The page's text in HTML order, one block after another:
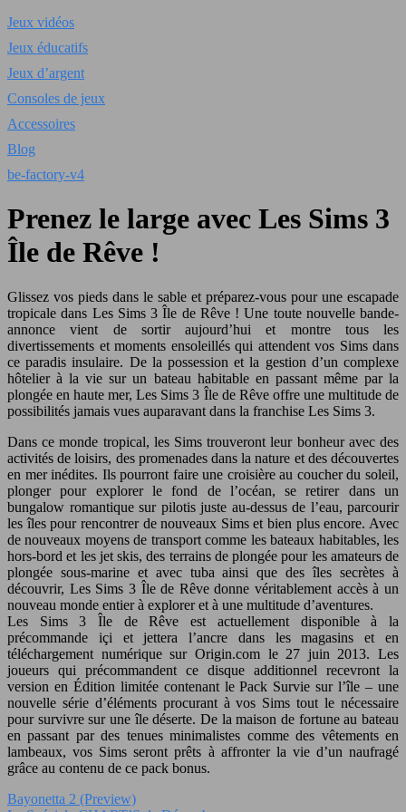
Jeux vidéos
Jeux éducatifs
Jeux d’argent
Consoles de jeux
Accessoires
Blog
be-factory-v4
Prene​z le large avec Les ​Sims 3
Île de Rêve !​
Glissez vos pieds dans le sable et préparez-vous pour une escapade
tropicale dans Les Sims 3 Île de Rêve ! Une toute nouvelle bande-
annonce vient de sortir aujourd’hui et montre tous les
divertissements et moments ensoleillés qui attendent vos Sims dans
ce paradis insulaire. De la possession et la gestion d’un complexe
hôtelier à la vie sur un bateau habitable en passant même par la
plongée en haute mer, Les Sims 3 Île de Rêve offre une multitude de
possibilités jamais vues auparavant dans la franchise Les Sims 3.
Dans ce monde tropical, les Sims trouveront leur bonheur avec des
activités de loisirs, des promenades dans la nature et des découvertes
en mer inédites. Ils pourront faire une croisière au coucher du soleil,
plonger pour explorer le fond de l’océan, se retirer dans un
bungalow romantique sur pilotis juste au-dessus de l’eau, parcourir
les îles pour rencontrer de nouveaux Sims et bien plus encore. Avec
de nouveaux moyens de transport comme les bateaux habitables, les
hors-bord et les jet skis, des terrains de plongée pour les amateurs de
plongée sous-marine et avec tuba ainsi que des îles secrètes à
découvrir, Les Sims 3 Île de Rêve donne véritablement accès à un
nouveau monde entier à explorer et à une multitude d’aventures.
Les Sims 3 Île de Rêve est actuellement disponible à la
précommande içi et jettera l’ancre dans les magasins et en
téléchargement numérique sur Origin.com le 27 juin 2013. Les
joueurs qui précommandent ce disque additionnel recevront la
version en Édition limitée contenant le Pack Survie sur l’île – une
nouvelle série d’éléments procurant à vos Sims tout le nécessaire
pour survivre sur une île déserte. De la maison de fortune au bateau
en passant par des tenues minimalistes comme des vêtements en
lambeaux, vos Sims seront prêts à affronter la vie d’un naufragé
grâce au contenu de ce pack bonus.
Bayonetta 2 (Preview)